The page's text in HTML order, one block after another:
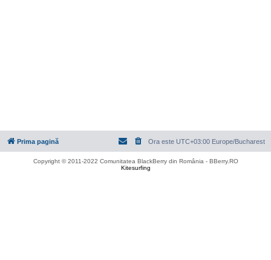
Prima pagină Ora este UTC+03:00 Europe/Bucharest
Copyright © 2011-2022 Comunitatea BlackBerry din România - BBerry.RO
Kitesurfing